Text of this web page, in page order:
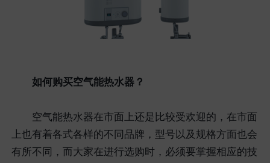
如何购买空气能热水器？
空气能热水器在市面上还是比较受欢迎的，在市面
上也有着各式各样的不同品牌，型号以及规格方面也会
有所不同，而大家在进行选购时，必须要掌握相应的技